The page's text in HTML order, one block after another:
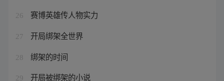
26 赛博英雄传人物实力
27 开局绑架全世界
28 绑架的时间
29 开局被绑架的小说